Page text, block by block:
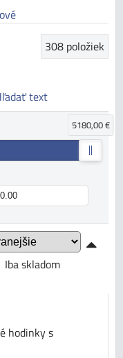
308 položiek
text
5180,00 €
Iba skladom
hodinky s